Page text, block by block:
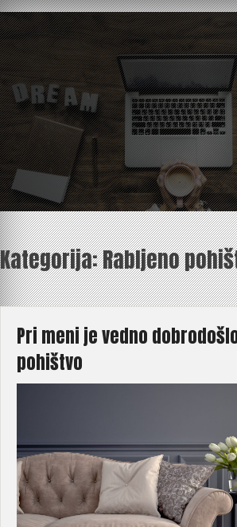
Skip
to
content
Kategorija:Rabljeno
Pri meni je vedno
pohištvo